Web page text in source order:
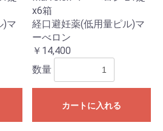
)マ
x6箱
経口避妊薬(低用量ピル)マ
ーべロン
￥14,400
数量
カートに入れる